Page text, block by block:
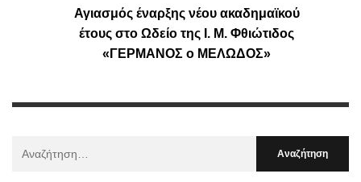
Αγιασμός έναρξης νέου ακαδημαϊκού
έτους στο Ωδείο της Ι. Μ. Φθιώτιδος
«ΓΕΡΜΑΝΟΣ ο ΜΕΛΩΔΟΣ»